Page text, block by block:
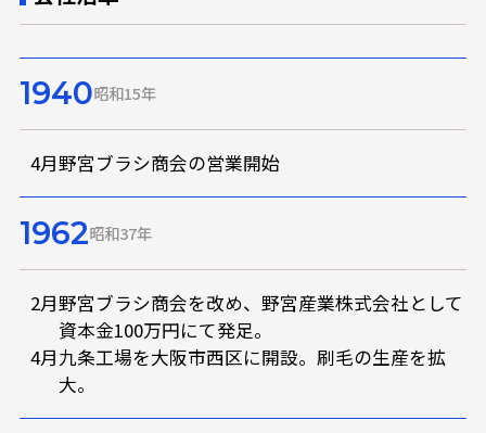
1940昭和15年
4月野宮ブラシ商会の営業開始
1962昭和37年
2月野宮ブラシ商会を改め、野宮産業株式会社として
資本金100万円にて発足。
4月九条工場を大阪市西区に開設。刷毛の生産を拡
大。